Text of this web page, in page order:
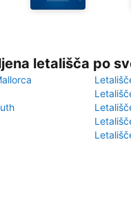
letališča po